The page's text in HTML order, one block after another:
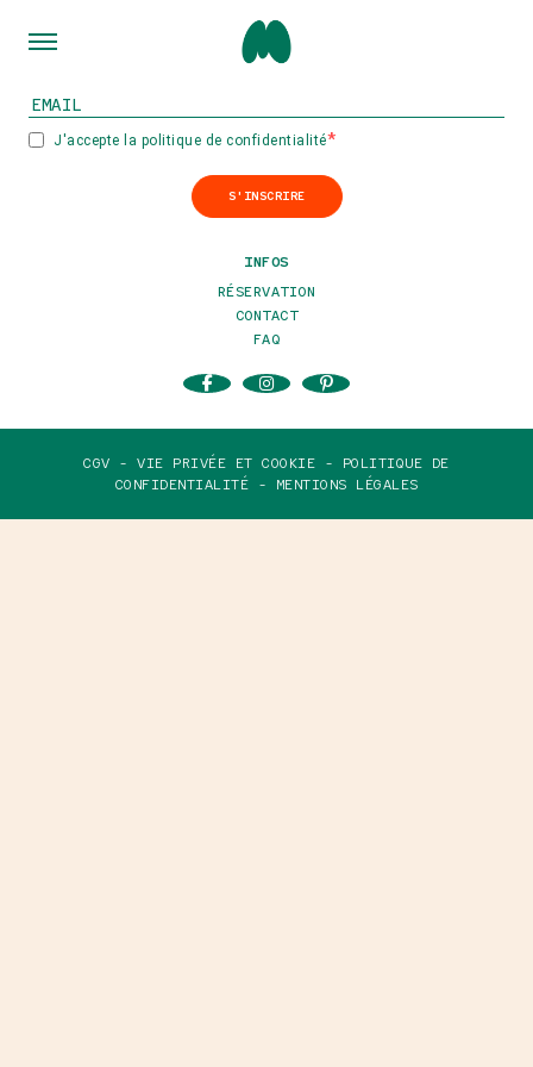
INSCRIVEZ-VOUS À NOTRE NEWSLETTER
J'accepte la politique de confidentialité
S'INSCRIRE
INFOS
RÉSERVATION
CONTACT
FAQ
CGV - VIE PRIVÉE ET COOKIE -
POLITIQUE DE
CONFIDENTIALITÉ -
MENTIONS LÉGALES